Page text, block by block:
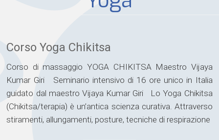
Corso Yoga Chikitsa
Corso di massaggio YOGA CHIKITSA Maestro Vijaya
Kumar Giri Seminario intensivo di 16 ore unico in Italia
guidato dal maestro Vijaya Kumar Giri Lo Yoga Chikitsa
(Chikitsa/terapia) è un’antica scienza curativa. Attraverso
stiramenti, allungamenti, posture, tecniche di respirazione